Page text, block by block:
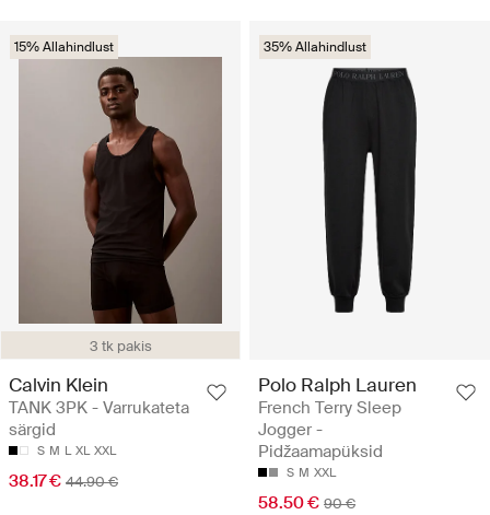
3 tk pakis
15% Allahindlust
Calvin Klein
TANK 3PK - Varrukateta
särgid
S M L XL XXL
38.17 € 44.90 €
35% Allahindlust
Polo Ralph Lauren
French Terry Sleep
Jogger -
Pidžaamapüksid
S M XXL
58.50 € 90 €